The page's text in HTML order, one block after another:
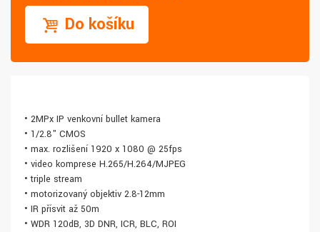
Do košíku
• 2MPx IP venkovní bullet kamera
• 1/2.8" CMOS
• max. rozlišení 1920 x 1080 @ 25fps
• video komprese H.265/H.264/MJPEG
• triple stream
• motorizovaný objektiv 2.8-12mm
• IR přísvit až 50m
• WDR 120dB, 3D DNR, ICR, BLC, ROI